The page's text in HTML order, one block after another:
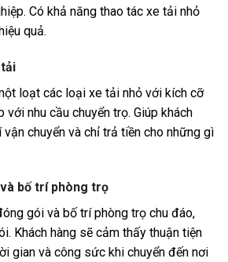
Có khả năng thao tác xe tải nhỏ
quả.
loạt các loại xe tải nhỏ với kích cỡ
với nhu cầu chuyển trọ. Giúp khách
chuyển và chỉ trả tiền cho những gì
bố trí phòng trọ
gói và bố trí phòng trọ chu đáo,
Khách hàng sẽ cảm thấy thuận tiện
gian và công sức khi chuyển đến nơi